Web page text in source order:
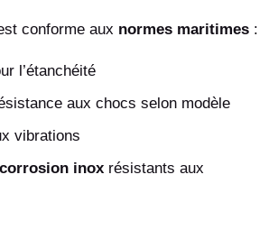
conforme aux normes maritimes :
l’étanchéité
aux chocs selon modèle
vibrations
inox résistants aux